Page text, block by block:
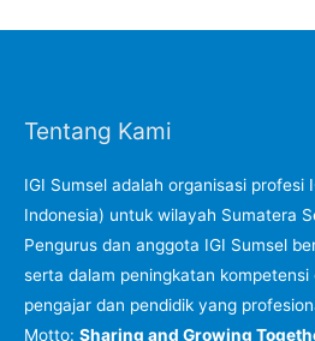
Tentang Kami
IGI Sumsel adalah organisasi profesi
Indonesia) untuk wilayah Sumatera
Pengurus dan anggota IGI Sumsel
serta dalam peningkatan kompetensi
pengajar dan pendidik yang
Motto: Sharing and Growing